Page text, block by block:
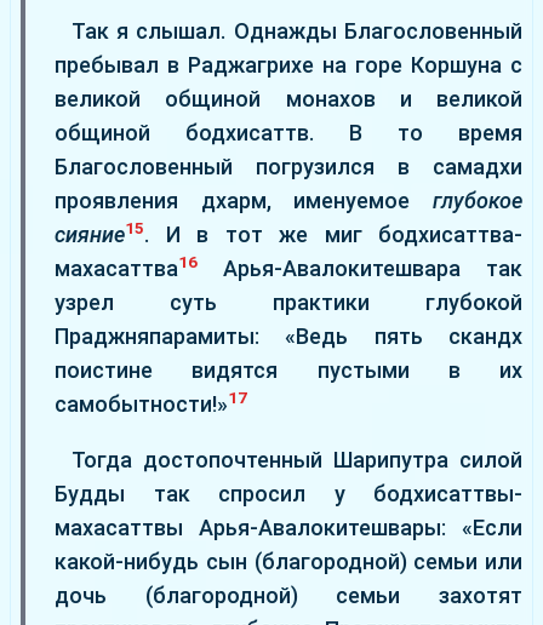
Так я слышал. Однажды Благословенный
пребывал в Раджагрихе на горе Коршуна с
великой общиной монахов и великой
общиной бодхисаттв. В то время
Благословенный погрузился в самадхи
проявления дхарм, именуемое глубокое
сияние15. И в тот же миг бодхисаттва-
махасаттва16
Арья-Авалокитешвара так
узрел суть практики глубокой
Праджняпарамиты: «Ведь пять скандх
поистине видятся пустыми в их
самобытности!»17
Тогда достопочтенный Шарипутра силой
Будды так спросил у бодхисаттвы-
махасаттвы Арья-Авалокитешвары: «Если
какой-нибудь сын (благородной) семьи или
дочь (благородной) семьи захотят